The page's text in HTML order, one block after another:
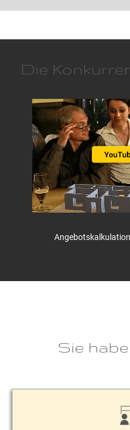
Die
Sie